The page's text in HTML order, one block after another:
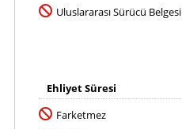
Uluslararası Sürücü Belgesi
Ehliyet Süresi
Farketmez